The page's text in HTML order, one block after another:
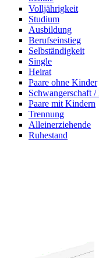
Volljährigkeit
Studium
Ausbildung
Berufseinstieg
Selbständigkeit
Single
Heirat
Paare ohne Kinder
Schwangerschaft
Paare mit Kindern
Trennung
Alleinerziehende
Ruhestand